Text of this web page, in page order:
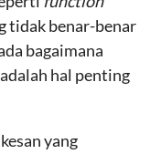
tidak benar-benar
bagaimana
hal penting
yang